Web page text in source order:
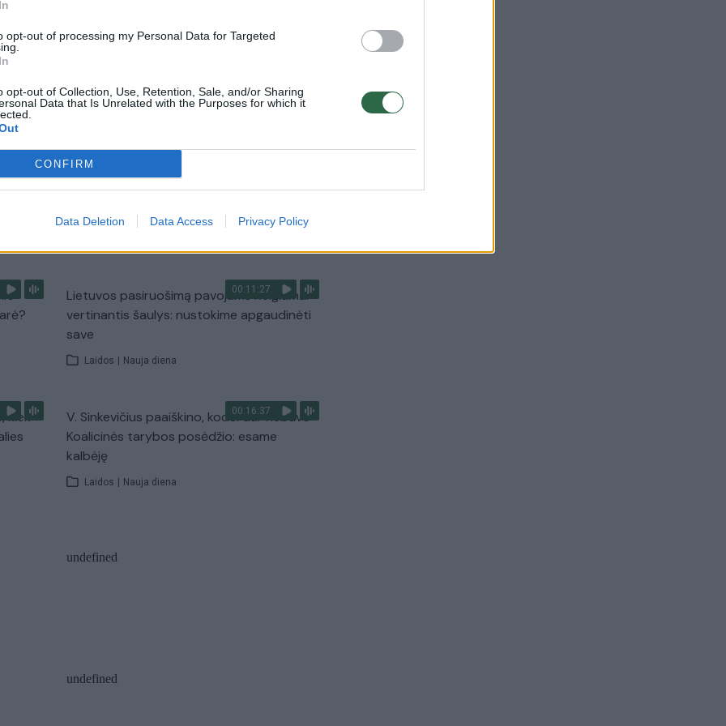
opt-out of processing my Personal Data for Targeted
opt-out of Collection, Use, Retention, Sale, and/or Sharing
Data that Is Unrelated with the Purposes for which it
CONFIRM
Data Deletion Data Access Privacy Policy
Laidos | Lietuva tiesiogiai
00:04:00
Kuprines pasvėrę specialistai įspėja apie
Žinios
00:11:27
Lietuvos pasiruošimą pavojams neigiamai
vertinantis šaulys: nustokime apgaudinėti
save
Laidos | Nauja diena
kiek
00:16:37
V. Sinkevičius paaiškino, kodėl dar nebuvo
Koalicinės tarybos posėdžio: esame
kalbėję
Laidos | Nauja diena